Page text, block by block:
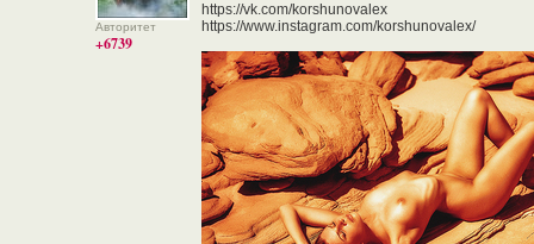
Авторитет
+6739
https://vk.com/korshunovalex
https://www.instagram.com/korshunovalex/